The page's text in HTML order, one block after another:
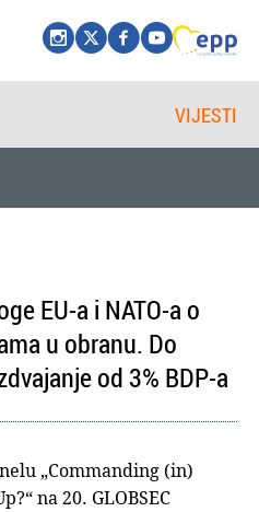
VIJESTI
EU-a i NATO-a o
u obranu. Do
od 3% BDP-a
„Commanding (in)
na 20. GLOBSEC